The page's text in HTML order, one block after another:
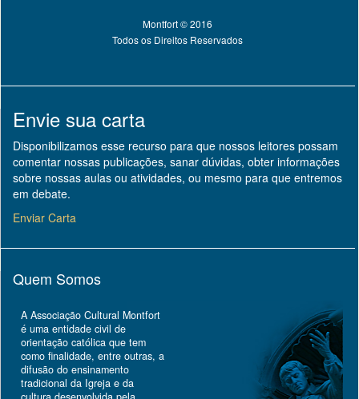
Montfort © 2016
Todos os Direitos Reservados
Envie sua carta
Disponibilizamos esse recurso para que nossos leitores possam
comentar nossas publicações, sanar dúvidas, obter informações
sobre nossas aulas ou atividades, ou mesmo para que entremos
em debate.
Enviar Carta
Quem Somos
A Associação Cultural Montfort
é uma entidade civil de
orientação católica que tem
como finalidade, entre outras, a
difusão do ensinamento
tradicional da Igreja e da